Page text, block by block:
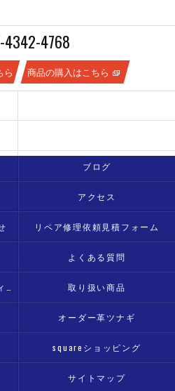
4342-4768
ら 商品の購入はこちら
ブログ
アクセス
リペア修理依頼見積フォーム
よくある質問
取り扱い商品
オーダー革ツナギ
squareショッピング
サイトマップ